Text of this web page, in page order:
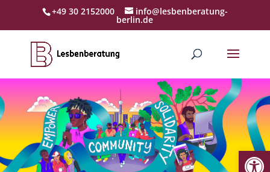
+49 30 2152000 info@lesbenberatung-
berlin.de